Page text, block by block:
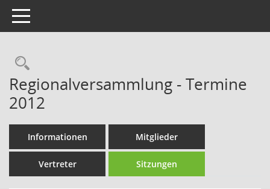
Toggle navigation
Rechercheauswahl
Regionalversammlung - Termine
2012
Informationen Mitglieder
Vertreter Sitzungen